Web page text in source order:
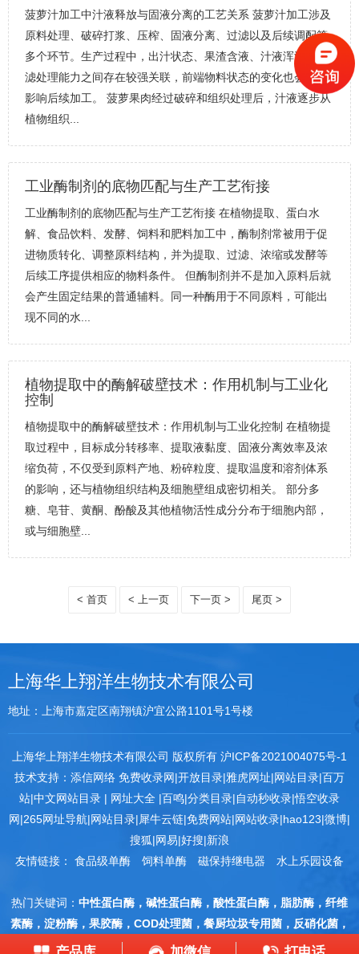
菠萝汁加工中汁液释放与固液分离的工艺关系 菠萝汁加工涉及
原料处理、破碎打浆、压榨、固液分离、过滤以及后续调配等
多个环节。生产过程中，出汁状态、果渣含液、汁液浑浊和过
滤处理能力之间存在较强关联，前端物料状态的变化也会继续
影响后续加工。 菠萝果肉经过破碎和组织处理后，汁液逐步从
植物组织...
工业酶制剂的底物匹配与生产工艺衔接
工业酶制剂的底物匹配与生产工艺衔接 在植物提取、蛋白水
解、食品饮料、发酵、饲料和肥料加工中，酶制剂常被用于促
进物质转化、调整原料结构，并为提取、过滤、浓缩或发酵等
后续工序提供相应的物料条件。 但酶制剂并不是加入原料后就
会产生固定结果的普通辅料。同一种酶用于不同原料，可能出
现不同的水...
植物提取中的酶解破壁技术：作用机制与工业化
控制
植物提取中的酶解破壁技术：作用机制与工业化控制 在植物提
取过程中，目标成分转移率、提取液黏度、固液分离效率及浓
缩负荷，不仅受到原料产地、粉碎粒度、提取温度和溶剂体系
的影响，还与植物组织结构及细胞壁组成密切相关。 部分多
糖、皂苷、黄酮、酚酸及其他植物活性成分分布于细胞内部，
或与细胞壁...
< 首页 < 上一页 下一页 > 尾页 >
上海华上翔洋生物技术有限公司
地址：上海市嘉定区南翔镇沪宜公路1101号1号楼
上海华上翔洋生物技术有限公司 版权所有 沪ICP备2021004075号-1
技术支持： 添信网络 免费收录网|开放目录|雅虎网址|网站目录|百万
站|中文网站目录 | 网址大全 |百鸣|分类目录|自动秒收录|悟空收录
网|265网址导航|网站目录|犀牛云链|免费网站|网站收录|hao123|微博|
搜狐|网易|好搜|新浪
友情链接： 食品级单酶 饲料单酶 磁保持继电器 水上乐园设备
热门关键词： 中性蛋白酶，碱性蛋白酶，酸性蛋白酶，脂肪酶，纤维
素酶，淀粉酶，果胶酶，COD处理菌，餐厨垃圾专用菌，反硝化菌，
硝化细菌，氨氮复合菌，污水治理专菌